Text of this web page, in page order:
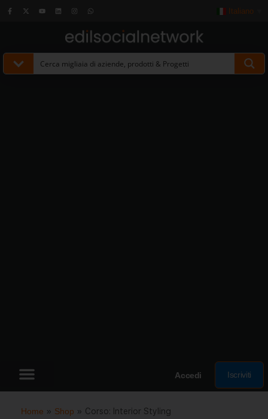
Italiano
Accedi Iscriviti
Home » Shop » Corso: Interior Styling